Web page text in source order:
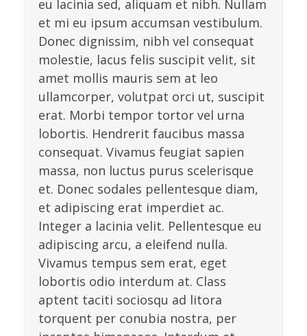
eu lacinia sed, aliquam et nibh. Nullam
et mi eu ipsum accumsan vestibulum.
Donec dignissim, nibh vel consequat
molestie, lacus felis suscipit velit, sit
amet mollis mauris sem at leo
ullamcorper, volutpat orci ut, suscipit
erat. Morbi tempor tortor vel urna
lobortis. Hendrerit faucibus massa
consequat. Vivamus feugiat sapien
massa, non luctus purus scelerisque
et. Donec sodales pellentesque diam,
et adipiscing erat imperdiet ac.
Integer a lacinia velit. Pellentesque eu
adipiscing arcu, a eleifend nulla.
Vivamus tempus sem erat, eget
lobortis odio interdum at. Class
aptent taciti sociosqu ad litora
torquent per conubia nostra, per